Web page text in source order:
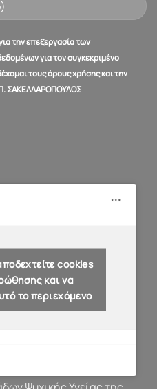
την επεξεργασία των
για τον συγκεκριμένο
τους όρους χρήσης και την
ΣΑΚΕΛΛΑΡΟΠΟΥΛΟΣ
cookies
και να
το περιεχόμενο